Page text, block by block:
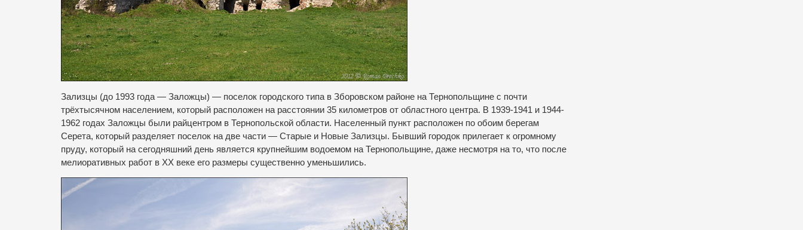
Зализцы (до 1993 года — Заложцы) — поселок городского типа в Зборовском районе на Тернопольщине с почти
трёхтысячном населением, который расположен на расстоянии 35 километров от областного центра. В 1939-1941 и 1944-
1962 годах Заложцы были райцентром в Тернопольской области. Населенный пункт расположен по обоим берегам
Серета, который разделяет поселок на две части — Старые и Новые Зализцы. Бывший городок прилегает к огромному
пруду, который на сегодняшний день является крупнейшим водоемом на Тернопольщине, даже несмотря на то, что после
мелиоративных работ в ХХ веке его размеры существенно уменьшились.